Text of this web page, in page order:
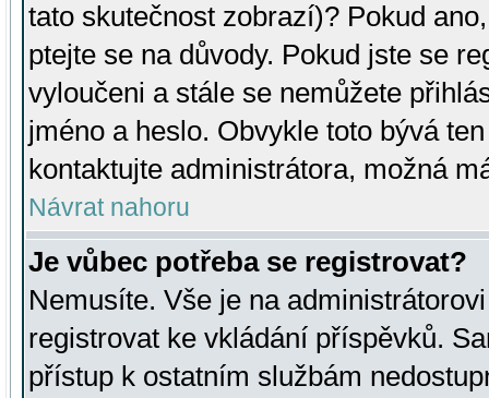
tato skutečnost zobrazí)? Pokud
ptejte se na důvody. Pokud jste se
vyloučeni a stále se nemůžete
jméno a heslo. Obvykle toto bývá
kontaktujte administrátora, možná
Návrat nahoru
Je vůbec potřeba se registrovat?
Nemusíte. Vše je na
registrovat ke vkládání příspěvků.
přístup k ostatním službám